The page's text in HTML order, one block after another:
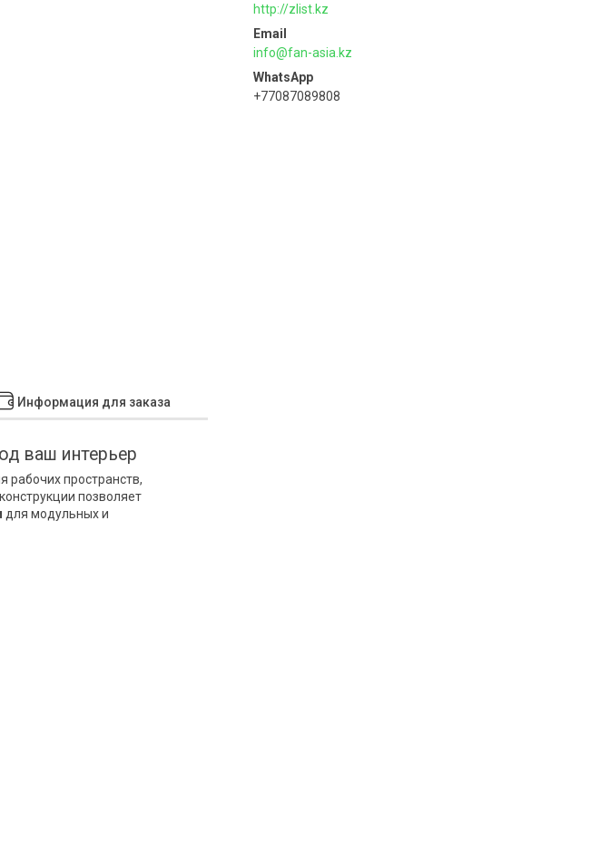
http://zlist.kz
info@fan-asia.kz
+77087089808
Информация для заказа
ваш интерьер
рабочих пространств,
позволяет
для модульных и